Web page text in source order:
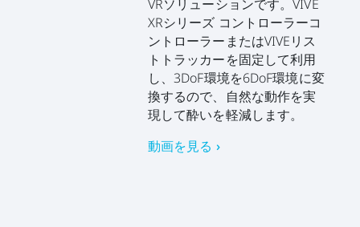
VRソリューションです。VIVE
XRシリーズ コントローラーコ
ントローラーまたはVIVEリス
トトラッカーを固定して利用
し、3DoF環境を6DoF環境に変
換するので、自然な動作を実
現して酔いを軽減します。
動画を見る ›